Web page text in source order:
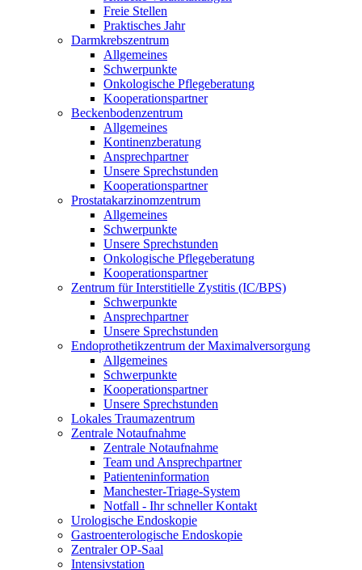
Freie Stellen
Praktisches Jahr
Darmkrebszentrum
Allgemeines
Schwerpunkte
Onkologische Pflegeberatung
Kooperationspartner
Beckenbodenzentrum
Allgemeines
Kontinenzberatung
Ansprechpartner
Unsere Sprechstunden
Kooperationspartner
Prostatakarzinomzentrum
Allgemeines
Schwerpunkte
Unsere Sprechstunden
Onkologische Pflegeberatung
Kooperationspartner
Zentrum für Interstitielle Zystitis (IC/BPS)
Schwerpunkte
Ansprechpartner
Unsere Sprechstunden
Endoprothetikzentrum der Maximalversorgung
Allgemeines
Schwerpunkte
Kooperationspartner
Unsere Sprechstunden
Lokales Traumazentrum
Zentrale Notaufnahme
Zentrale Notaufnahme
Team und Ansprechpartner
Patienteninformation
Manchester-Triage-System
Notfall - Ihr schneller Kontakt
Urologische Endoskopie
Gastroenterologische Endoskopie
Zentraler OP-Saal
Intensivstation